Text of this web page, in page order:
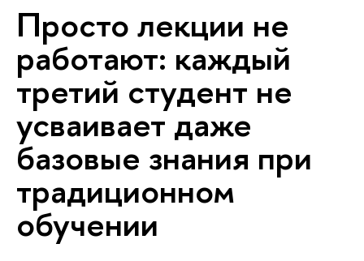
Просто лекции не
работают: каждый
третий студент не
усваивает даже
базовые знания при
традиционном
обучении